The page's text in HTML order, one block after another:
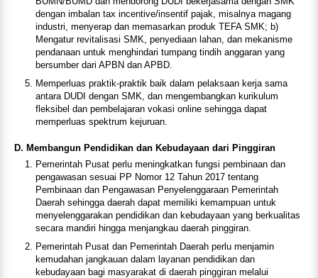
dengan imbalan tax incentive/insentif pajak, misalnya magang
industri, menyerap dan memasarkan produk TEFA SMK; b)
Mengatur revitalisasi SMK, penyediaan lahan, dan mekanisme
pendanaan untuk menghindari tumpang tindih anggaran yang
bersumber dari APBN dan APBD.
Memperluas praktik-praktik baik dalam pelaksaan kerja sama
antara DUDI dengan SMK, dan mengembangkan kurikulum
fleksibel dan pembelajaran vokasi online sehingga dapat
memperluas spektrum kejuruan.
D. Membangun Pendidikan dan Kebudayaan dari Pinggiran
Pemerintah Pusat perlu meningkatkan fungsi pembinaan dan
pengawasan sesuai PP Nomor 12 Tahun 2017 tentang
Pembinaan dan Pengawasan Penyelenggaraan Pemerintah
Daerah sehingga daerah dapat memiliki kemampuan untuk
menyelenggarakan pendidikan dan kebudayaan yang berkualitas
secara mandiri hingga menjangkau daerah pinggiran.
Pemerintah Pusat dan Pemerintah Daerah perlu menjamin
kemudahan jangkauan dalam layanan pendidikan dan
kebudayaan bagi masyarakat di daerah pinggiran melalui